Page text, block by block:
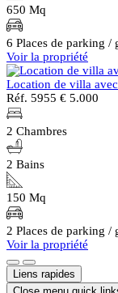
650 Mq
6 Places de parking /
Voir la propriété
Location de villa
Réf. 5955 € 5.000
2 Chambres
2 Bains
150 Mq
2 Places de parking /
Voir la propriété
Liens rapides